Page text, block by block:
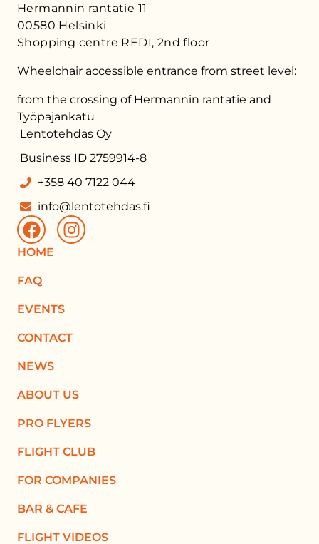
Hermannin rantatie 11
00580 Helsinki
Shopping centre REDI, 2nd floor
Wheelchair accessible entrance from street level:
from the crossing of Hermannin rantatie and
Työpajankatu
Lentotehdas Oy
Business ID 2759914-8
+358 40 7122 044
info@lentotehdas.fi
HOME
FAQ
EVENTS
CONTACT
NEWS
ABOUT US
PRO FLYERS
FLIGHT CLUB
FOR COMPANIES
BAR & CAFE
FLIGHT VIDEOS